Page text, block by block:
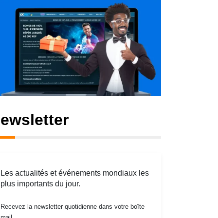
Les actualités et événements mondiaux les
plus importants du jour.
Recevez la newsletter quotidienne dans votre boîte